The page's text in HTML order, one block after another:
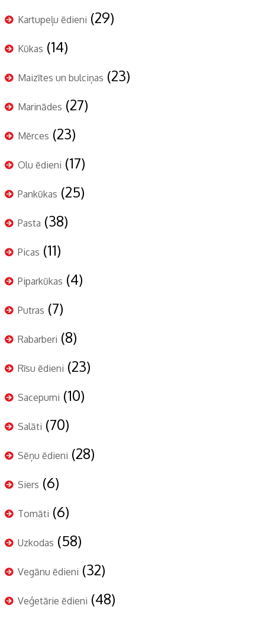
Kartupeļu ēdieni (29)
Kūkas (14)
Maizītes un bulciņas (23)
Marinādes (27)
Mērces (23)
Olu ēdieni (17)
Pankūkas (25)
Pasta (38)
Picas (11)
Piparkūkas (4)
Putras (7)
Rabarberi (8)
Rīsu ēdieni (23)
Sacepumi (10)
Salāti (70)
Sēņu ēdieni (28)
Siers (6)
Tomāti (6)
Uzkodas (58)
Vegānu ēdieni (32)
Veģetārie ēdieni (48)